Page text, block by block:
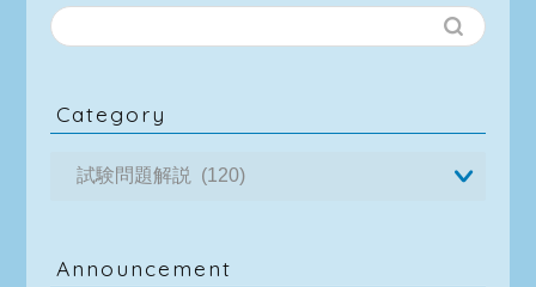
Category
Announcement